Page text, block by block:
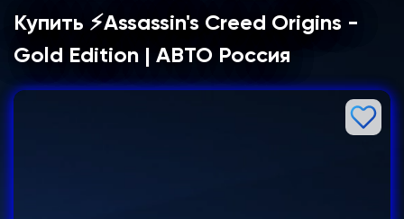
Купить ⚡Assassin's Creed Origins -
Gold Edition | АВТО Россия